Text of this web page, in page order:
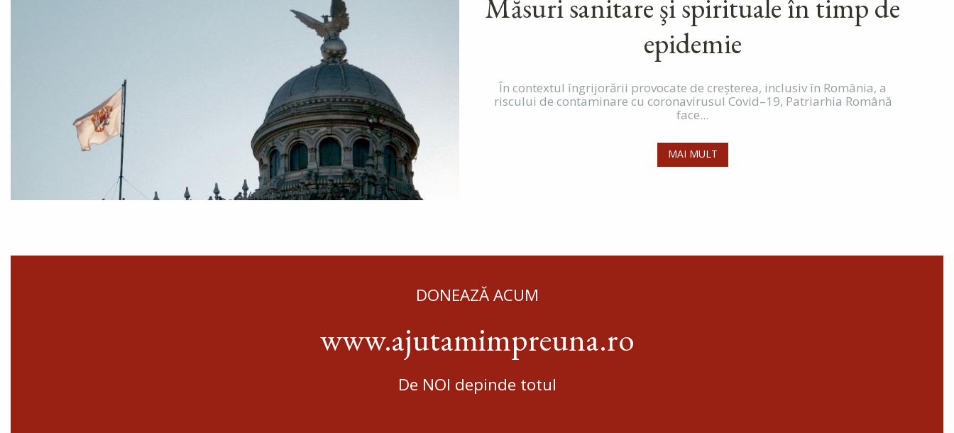
Măsuri sanitare şi spirituale în timp de
epidemie
În contextul îngrijorării provocate de creșterea, inclusiv în România, a
riscului de contaminare cu coronavirusul Covid–19, Patriarhia Română
face...
MAI MULT
DONEAZĂ ACUM
www.ajutamimpreuna.ro
De NOI depinde totul